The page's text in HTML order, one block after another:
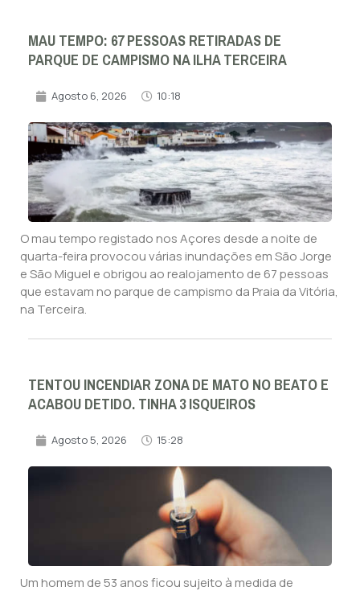
MAU TEMPO: 67 PESSOAS RETIRADAS DE
PARQUE DE CAMPISMO NA ILHA TERCEIRA
Agosto 6, 2026 10:18
O mau tempo registado nos Açores desde a noite de
quarta-feira provocou várias inundações em São Jorge
e São Miguel e obrigou ao realojamento de 67 pessoas
que estavam no parque de campismo da Praia da Vitória,
na Terceira.
TENTOU INCENDIAR ZONA DE MATO NO BEATO E
ACABOU DETIDO. TINHA 3 ISQUEIROS
Agosto 5, 2026 15:28
Um homem de 53 anos ficou sujeito à medida de